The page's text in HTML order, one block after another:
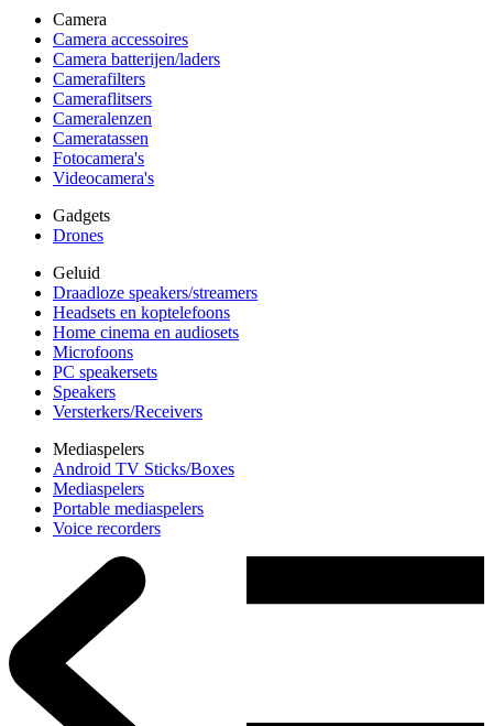
Camera
Camera accessoires
Camera batterijen/laders
Camerafilters
Cameraflitsers
Cameralenzen
Cameratassen
Fotocamera's
Videocamera's
Gadgets
Drones
Geluid
Draadloze speakers/streamers
Headsets en koptelefoons
Home cinema en audiosets
Microfoons
PC speakersets
Speakers
Versterkers/Receivers
Mediaspelers
Android TV Sticks/Boxes
Mediaspelers
Portable mediaspelers
Voice recorders